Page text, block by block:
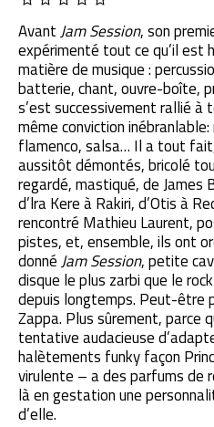
AvantJam Session, son
expérimenté tout ce qu’il est
matière de musique :
batterie, chant, ouvre-boîte,
s’est successivement rallié à
même convic­tion
flamenco, salsa… Il a tout
aussitôt démontés, bricolé
regardé, mastiqué, de James
d’lra Kere à Rakiri, d’Otis à
rencontré Mathieu Lau­rent,
pistes, et, ensemble, ils ont
donnéJam Session, petite
disque le plus zarbi que le
depuis long­temps. Peut-être
Zappa. Plus sûrement, parce
tentative audacieuse
halètements funky façon
virulente – a des parfums de
là en gesta­tion une
d’elle.